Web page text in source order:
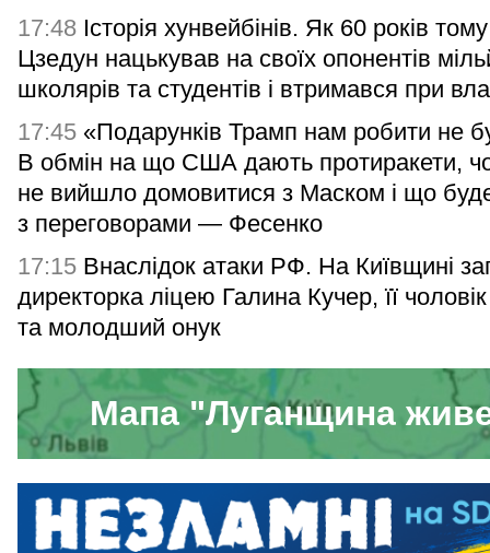
17:48 Історія хунвейбінів. Як 60 років
Цзедун нацькував на своїх опонентів
школярів та студентів і втримався при
17:45 «Подарунків Трамп нам робити не
В обмін на що США дають протиракети,
не вийшло домовитися з Маском і що
з переговорами — Фесенко
17:15 Внаслідок атаки РФ. На Київщині
директорка ліцею Галина Кучер, її чоловік
та молодший онук
Мапа "Луганщина